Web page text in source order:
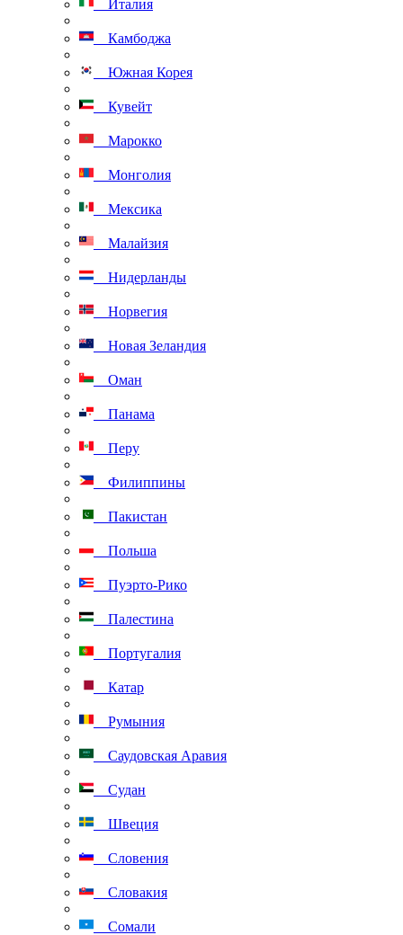
Италия
Камбоджа
Южная Корея
Кувейт
Марокко
Монголия
Мексика
Малайзия
Нидерланды
Норвегия
Новая Зеландия
Оман
Панама
Перу
Филиппины
Пакистан
Польша
Пуэрто-Рико
Палестина
Португалия
Катар
Румыния
Саудовская Аравия
Судан
Швеция
Словения
Словакия
Сомали